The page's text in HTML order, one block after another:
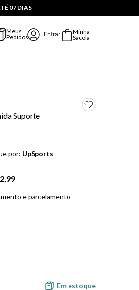
07 DIAS
Meus
Pedidos
Entrar
Minha
Sacola
Suporte
por: UpSports
e parcelamento
Em estoque